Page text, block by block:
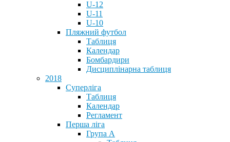
U-12
U-11
U-10
Пляжний футбол
Таблиця
Календар
Бомбардири
Дисциплінарна таблиця
2018
Суперліга
Таблиця
Календар
Регламент
Перша ліга
Група А